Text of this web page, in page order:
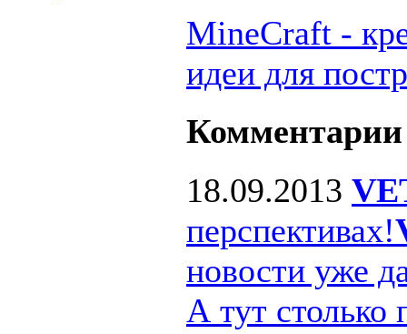
MineCraft -
идеи для
Комментарии
18.09.2013
перспективах!
новости уже
А тут